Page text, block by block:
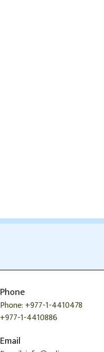
Phone
Phone: +977-1-4410478
+977-1-4410886
Email